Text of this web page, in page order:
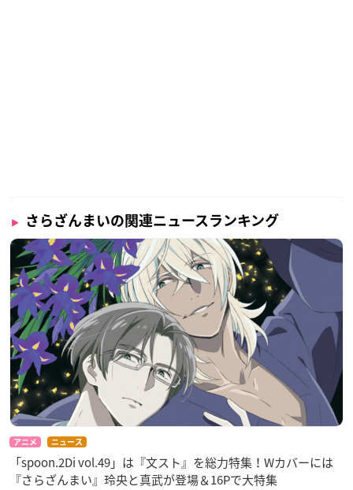
さらざんまいの関連ニュースランキング
アニメ ニュース
「spoon.2Di vol.49」は『文スト』を総力特集！Wカバーには
『さらざんまい』玲央と真武が登場＆16Pで大特集